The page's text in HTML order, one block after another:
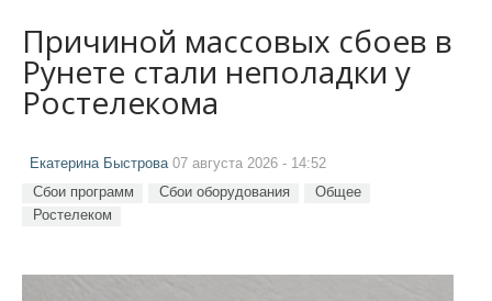
Причиной массовых сбоев в
Рунете стали неполадки у
Ростелекома
Екатерина Быстрова07 августа 2026 - 14:52
Сбои программ Сбои оборудования
Общее
Ростелеком